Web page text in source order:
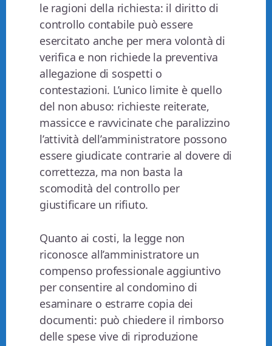
le ragioni della richiesta: il diritto di
controllo contabile può essere
esercitato anche per mera volontà di
verifica e non richiede la preventiva
allegazione di sospetti o
contestazioni. L’unico limite è quello
del non abuso: richieste reiterate,
massicce e ravvicinate che paralizzino
l’attività dell’amministratore possono
essere giudicate contrarie al dovere di
correttezza, ma non basta la
scomodità del controllo per
giustificare un rifiuto.
Quanto ai costi, la legge non
riconosce all’amministratore un
compenso professionale aggiuntivo
per consentire al condomino di
esaminare o estrarre copia dei
documenti: può chiedere il rimborso
delle spese vive di riproduzione